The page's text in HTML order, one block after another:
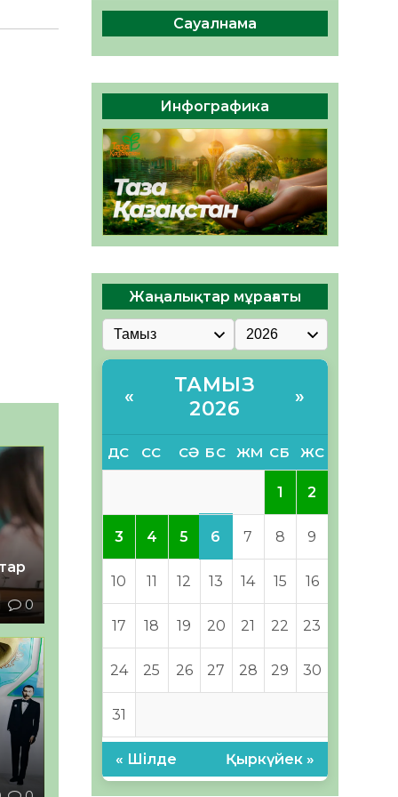
0
04.08.2026 47 0
Құрылтай: Қызылордада
1344 комиссия мүшесінің
04.08.2026
38 0
ҚҰРЫЛТАЙ САЙЛАУЫ – ЕЛ
БІРЛІГІ МЕН АЗАМАТТЫҚ
ЖАУАПКЕРШІЛІКТІҢ
КӨРІНІСІ
04.08.2026 51 0
Сауалнама
Инфографика
Жаңалықтар мұрағаты
«
ТАМЫЗ
2026
»
ДС СС СӘ БС ЖМ СБ ЖС
1 2
3 4 5 6 7 8 9
10 11 12 13 14 15 16
17 18 19 20 21 22 23
24 25 26 27 28 29 30
31
« Шілде Қыркүйек »